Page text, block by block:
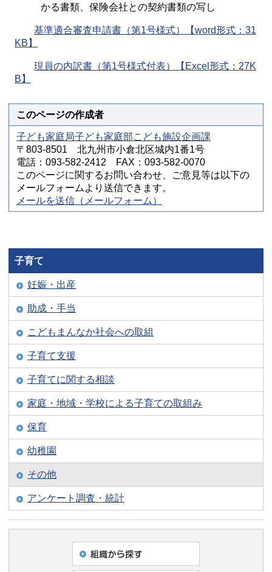
かる書類、保険会社との契約書類の写し
基準適合審査申請書（第1号様式）【word形式：31
KB】
現員の内訳書（第1号様式付表）【Excel形式：27K
B】
このページの作成者
子ども家庭局子ども家庭部こども施設企画課
〒803-8501 北九州市小倉北区城内1番1号
電話：093-582-2412 FAX：093-582-0070
このページに関するお問い合わせ、ご意見等は以下の
メールフォームより送信できます。
メールを送信（メールフォーム）
子育て
妊娠・出産
助成・手当
こどもまんなか社会への取組
子育て支援
子育てに関する相談
家庭・地域・学校による子育ての取組み
保育
幼稚園
その他
アンケート調査・統計